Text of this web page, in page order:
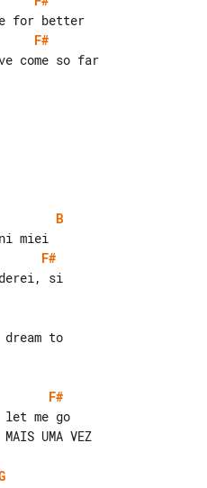
F#
B
F#
F#
UMA VEZ